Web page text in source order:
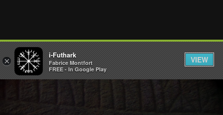
×
i-Futhark
Fabrice Montfort
FREE - In Google Play
VIEW